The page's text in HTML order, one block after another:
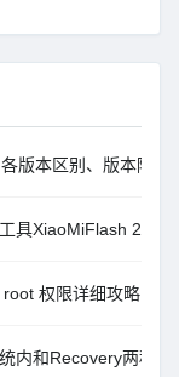
版本区别、版本降级
具XiaoMiFlash
权限详细攻略：
内和Recovery两种方